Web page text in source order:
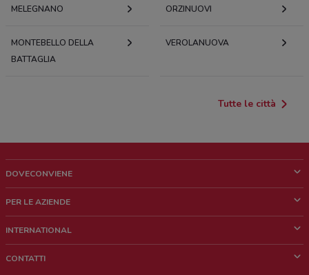
MELEGNANO ORZINUOVI
MONTEBELLO DELLA
BATTAGLIA
VEROLANUOVA
Tutte le città
DOVECONVIENE
Chi siamo
Lavora con noi
PER LE AZIENDE
Richieste commerciali e marketing
INTERNATIONAL
CONTATTI